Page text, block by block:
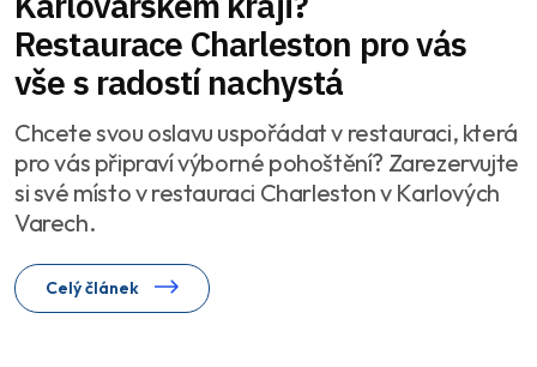
Restaurace Charleston pro vás
vše s radostí nachystá
Chcete svou oslavu uspořádat v restauraci, která
pro vás připraví výborné pohoštění? Zarezervujte
si své místo v restauraci Charleston v Karlových
Varech.
Celý článek